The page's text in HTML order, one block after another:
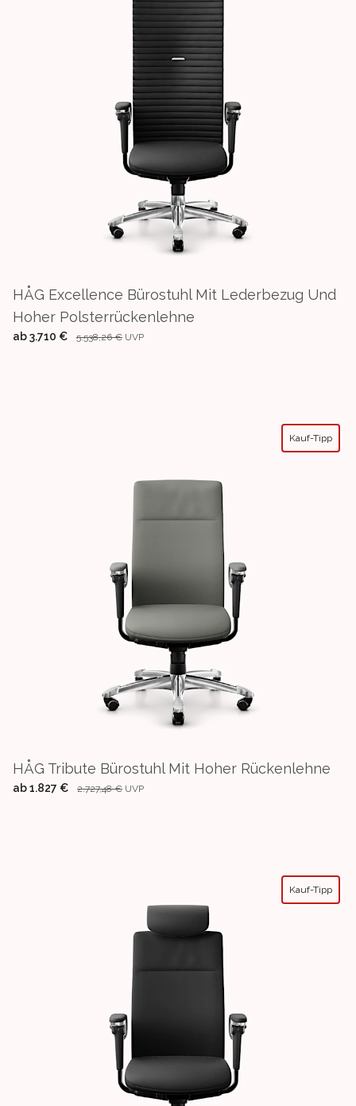
HÅG Excellence Bürostuhl Mit Lederbezug Und
Hoher Polsterrückenlehne
ab3.710 € 5.538,26 € UVP
Kauf-Tipp
HÅG Tribute Bürostuhl Mit Hoher Rückenlehne
ab1.827 € 2.727,48 € UVP
Kauf-Tipp